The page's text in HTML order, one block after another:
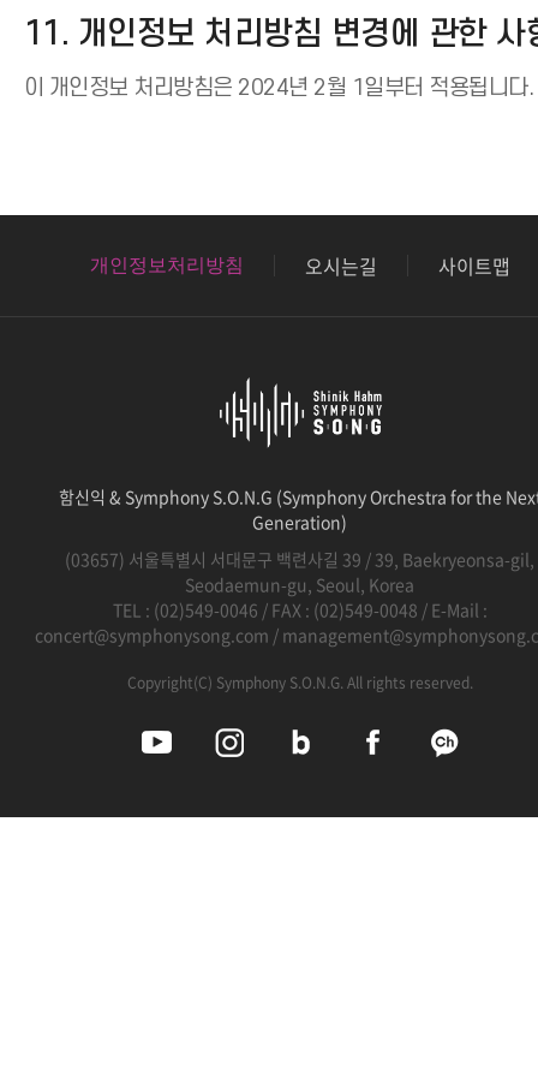
11. 개인정보 처리방침 변경에 관한 사
이 개인정보 처리방침은 2024년 2월 1일부터 적용됩니다.
개인정보처리방침 오시는길 사이트맵
함신익 & Symphony S.O.N.G (Symphony Orchestra for the
Generation)
(03657) 서울특별시 서대문구 백련사길 39 / 39, Baekryeonsa-gil,
Seodaemun-gu, Seoul, Korea
TEL : (02)549-0046 / FAX : (02)549-0048 / E-Mail :
concert@symphonysong.com /
Copyright(C) Symphony S.O.N.G. All rights reserved.